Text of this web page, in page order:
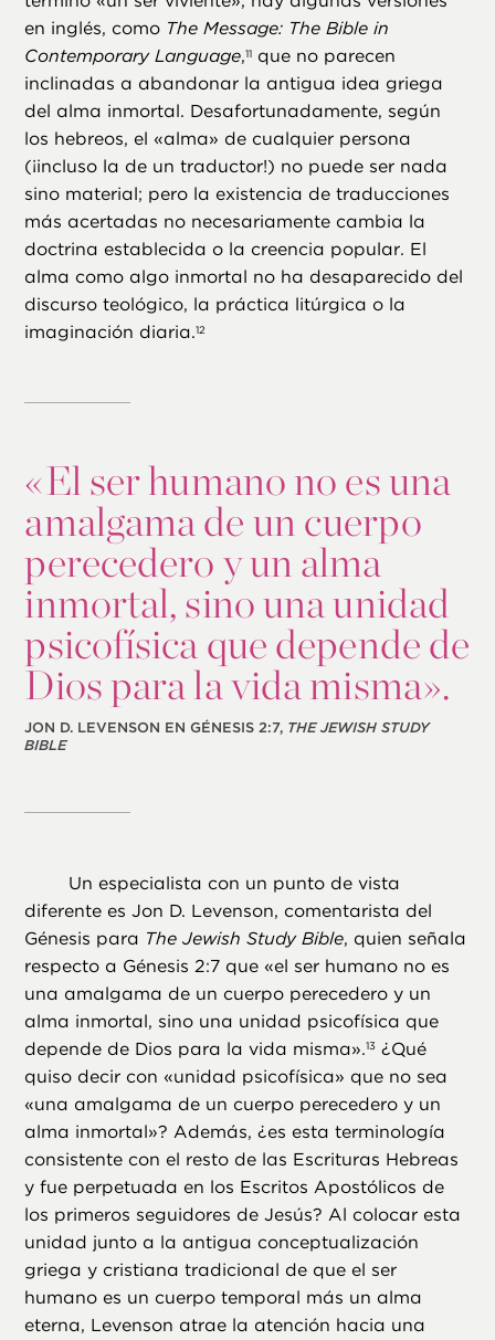
en inglés, como The Message: The Bible in
Contemporary Language,11 que no parecen
inclinadas a abandonar la antigua idea griega
del alma inmortal. Desafortunadamente, según
los hebreos, el «alma» de cualquier persona
(¡incluso la de un traductor!) no puede ser nada
sino material; pero la existencia de traducciones
más acertadas no necesariamente cambia la
doctrina establecida o la creencia popular. El
alma como algo inmortal no ha desaparecido del
discurso teológico, la práctica litúrgica o la
imaginación diaria.12
«El ser humano no es una
amalgama de un cuerpo
perecedero y un alma
inmortal, sino una unidad
psicofísica que depende de
Dios para la vida misma».
JON D. LEVENSON EN GÉNESIS 2:7, THE JEWISH STUDY
BIBLE
Un especialista con un punto de vista
diferente es Jon D. Levenson, comentarista del
Génesis para The Jewish Study Bible, quien señala
respecto a Génesis 2:7 que «el ser humano no es
una amalgama de un cuerpo perecedero y un
alma inmortal, sino una unidad psicofísica que
depende de Dios para la vida misma».13 ¿Qué
quiso decir con «unidad psicofísica» que no sea
«una amalgama de un cuerpo perecedero y un
alma inmortal»? Además, ¿es esta terminología
consistente con el resto de las Escrituras Hebreas
y fue perpetuada en los Escritos Apostólicos de
los primeros seguidores de Jesús? Al colocar esta
unidad junto a la antigua conceptualización
griega y cristiana tradicional de que el ser
humano es un cuerpo temporal más un alma
eterna, Levenson atrae la atención hacia una